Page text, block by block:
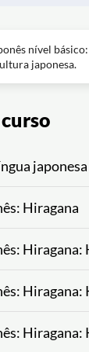
nível
japonesa.
japonesa
Hiragana
Hiragana:
Hiragana:
Hiragana: